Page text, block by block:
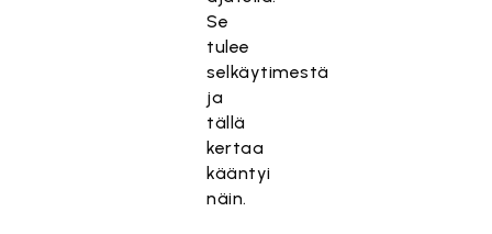
Se
tulee
selkäytimestä
ja
tällä
kertaa
kääntyi
näin.